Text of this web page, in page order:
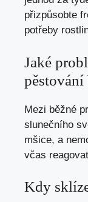
přizpůsobte
potřeby
Jaké
pěstování
Mezi běžné
slunečního
mšice, a
včas
Kdy